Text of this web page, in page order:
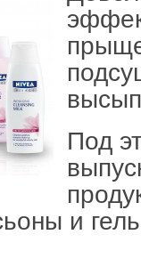
Под
и